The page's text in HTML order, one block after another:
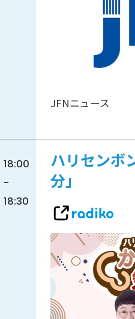
JFNニュース
18:00
-
18:30
ハリセンボ
分」